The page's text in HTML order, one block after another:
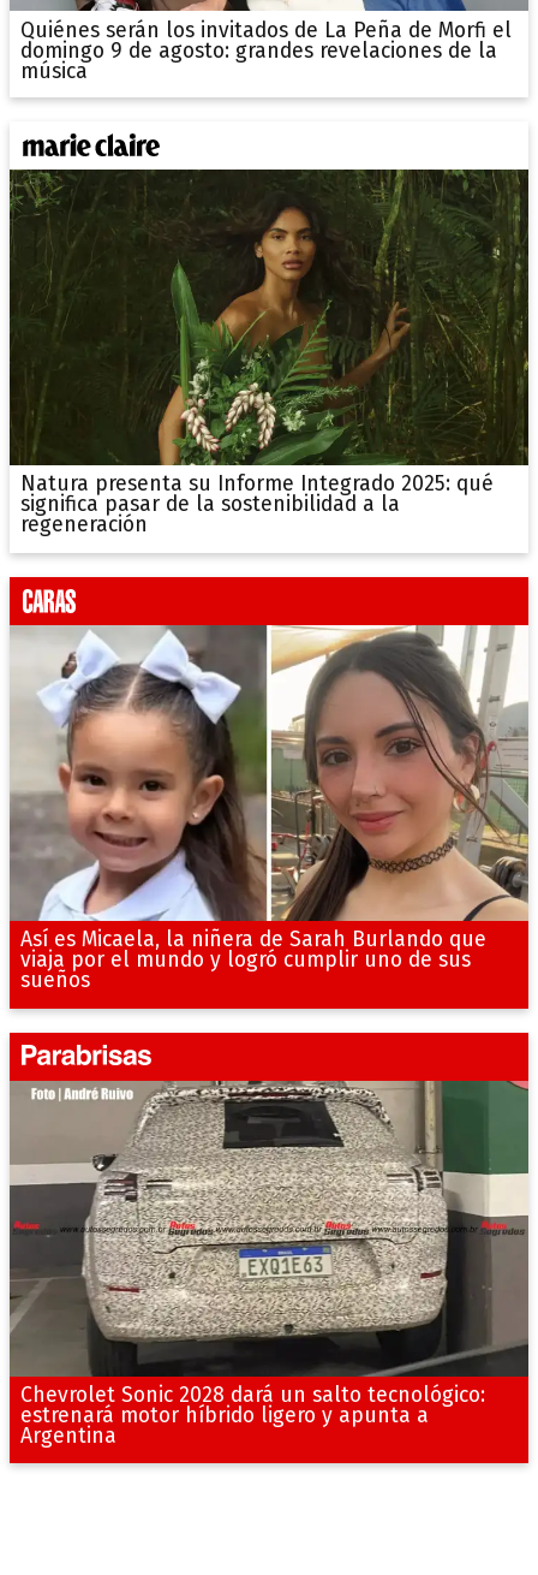
Quiénes serán los invitados de La Peña de Morfi el
domingo 9 de agosto: grandes revelaciones de la
música
Natura presenta su Informe Integrado 2025: qué
significa pasar de la sostenibilidad a la
regeneración
Así es Micaela, la niñera de Sarah Burlando que
viaja por el mundo y logró cumplir uno de sus
sueños
Chevrolet Sonic 2028 dará un salto tecnológico:
estrenará motor híbrido ligero y apunta a
Argentina